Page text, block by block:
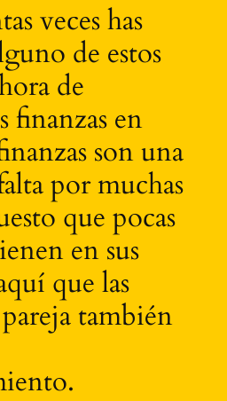
veces has
de estos
de
finanzas en
son una
por muchas
que pocas
en sus
que las
también